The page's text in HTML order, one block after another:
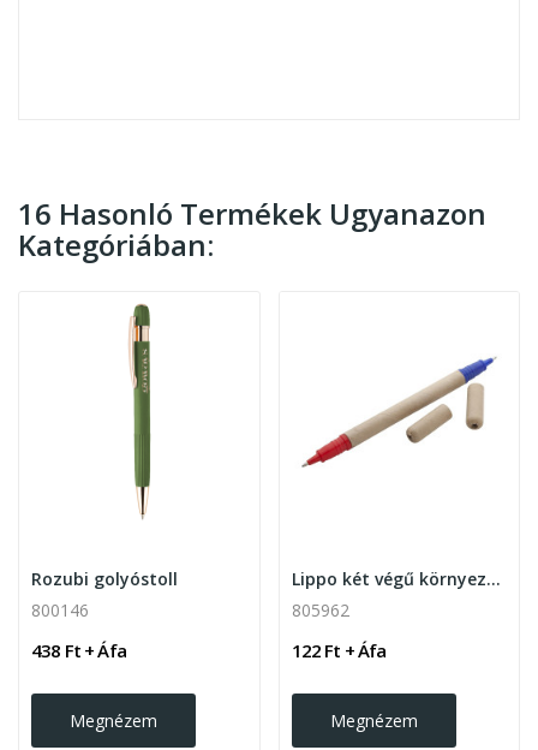
16 Hasonló Termékek Ugyanazon
Kategóriában:
Rozubi golyóstoll
800146
438 Ft + Áfa
Megnézem
Lippo két végű környezetbarát golyóstoll
805962
122 Ft + Áfa
Megnézem